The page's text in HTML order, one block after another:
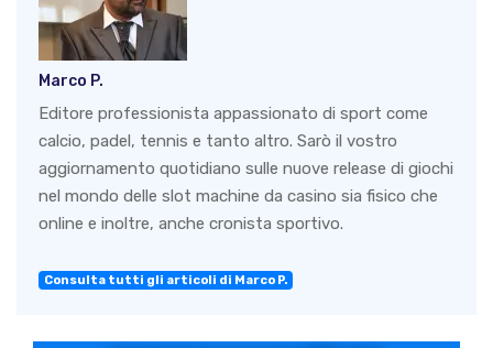
Marco P.
Editore professionista appassionato di sport come
calcio, padel, tennis e tanto altro. Sarò il vostro
aggiornamento quotidiano sulle nuove release di giochi
nel mondo delle slot machine da casino sia fisico che
online e inoltre, anche cronista sportivo.
Consulta tutti gli articoli di Marco P.